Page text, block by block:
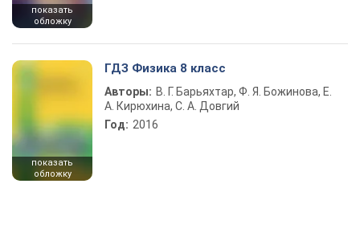
показать
обложку
показать
обложку
ГДЗ Физика 8 класс
Авторы: В. Г. Барьяхтар, Ф. Я. Божинова, Е.
А. Кирюхина, С. А. Довгий
Год: 2016